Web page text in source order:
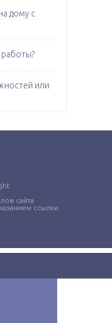
дому с
работы?
или
сайта
ссылки